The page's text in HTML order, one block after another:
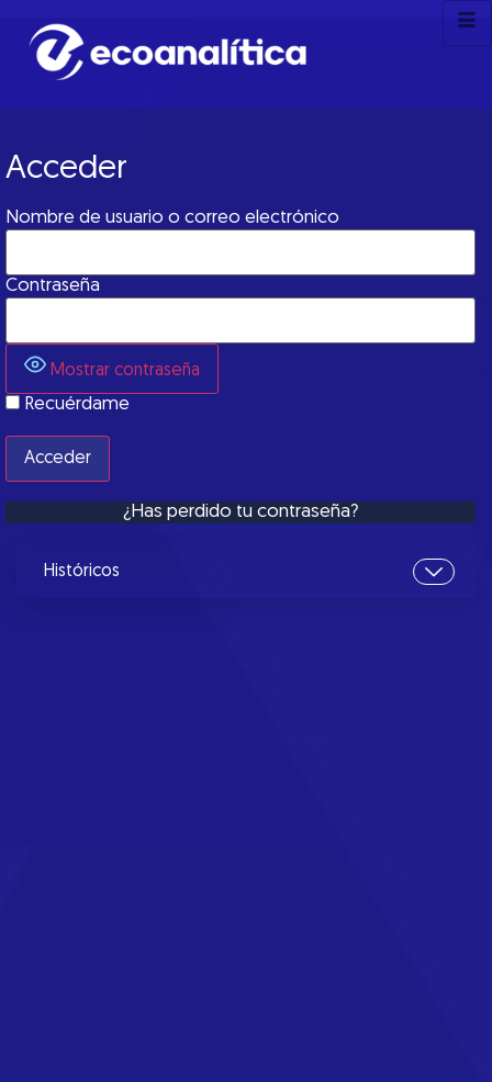
Acceder
Nombre de usuario o correo electrónico
Contraseña
Mostrar contraseña
Recuérdame
¿Has perdido tu contraseña?
Históricos